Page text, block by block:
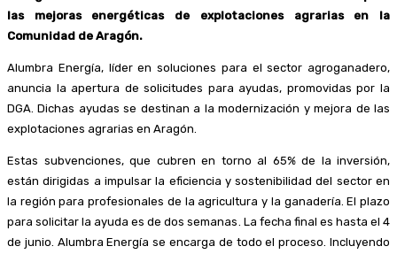
las mejoras energéticas de explotaciones agrarias en la
Comunidad de Aragón.
Alumbra Energía, líder en soluciones para el sector agroganadero,
anuncia la apertura de solicitudes para ayudas, promovidas por la
DGA. Dichas ayudas se destinan a la modernización y mejora de las
explotaciones agrarias en Aragón.
Estas subvenciones, que cubren en torno al 65% de la inversión,
están dirigidas a impulsar la eficiencia y sostenibilidad del sector en
la región para profesionales de la agricultura y la ganadería. El plazo
para solicitar la ayuda es de dos semanas. La fecha final es hasta el 4
de junio. Alumbra Energía se encarga de todo el proceso. Incluyendo